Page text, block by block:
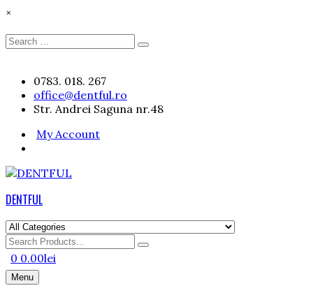
×
Search
Search
Skip
content
0783. 018. 267
office@dentful.ro
Str. Andrei Saguna nr.48
My Account
DENTFUL
Search
for
0 0.00lei
Menu